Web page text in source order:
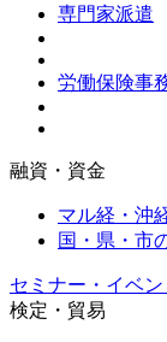
専門家派遣
労働保険事
融資・資金
マル経・沖
国・県・市
セミナー・イベン
検定・貿易